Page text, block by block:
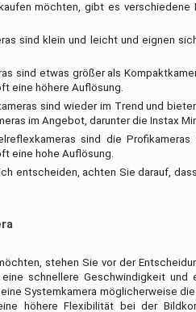
möchten, gibt es
sind klein und leicht und eignen
sind etwas größer als
eine höhere Auflösung.
sind wieder im Trend und
im Angebot, darunter die Instax
sind die
eine hohe Auflösung.
entscheiden, achten Sie darauf,
stehen Sie vor der
schnellere Geschwindigkeit
Systemkamera möglicherweise
höhere Flexibilität bei der